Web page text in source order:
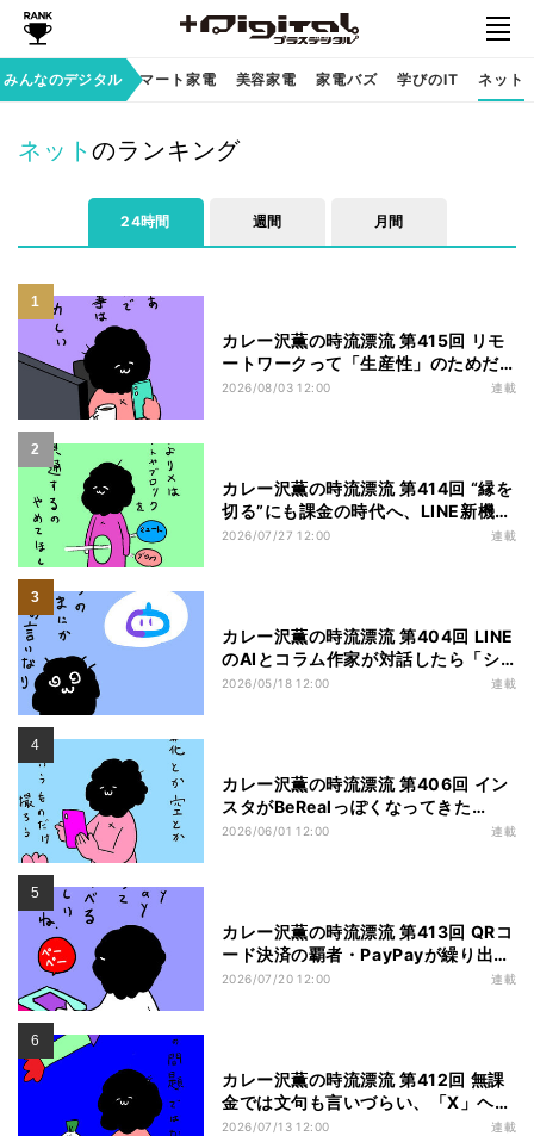
みんなのデジタル
族のデジタル スマート家電 美容家電 家電バズ 学びのIT ネット
ネットのランキング
24時間 週間 月間
カレー沢薫の時流漂流 第415回 リモ
ートワークって「生産性」のためだ
ったっけ？ GMOの在宅勤務廃止で考
2026/08/03 12:00 連載
カレー沢薫の時流漂流 第414回 “縁を
切る”にも課金の時代へ、LINE新機能
「プレミアムブロック」が好評
2026/07/27 12:00 連載
カレー沢薫の時流漂流 第404回 LINE
のAIとコラム作家が対話したら「シ
ンギュラリティ」をちょっとだけ感
2026/05/18 12:00 連載
カレー沢薫の時流漂流 第406回 イン
スタがBeRealっぽくなってきた
今、“半年ROMる”先人の話を聞いて
2026/06/01 12:00 連載
カレー沢薫の時流漂流 第413回 QRコ
ード決済の覇者・PayPayが繰り出し
たまさかの一手「他社カード利用
2026/07/20 12:00 連載
カレー沢薫の時流漂流 第412回 無課
金では文句も言いづらい、「X」ヘビ
ーユーザーがSpaceX株を購入した理
2026/07/13 12:00 連載